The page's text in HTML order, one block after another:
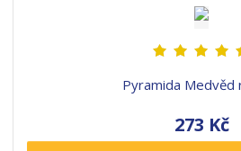
Pyramida Medvěd
273 Kč